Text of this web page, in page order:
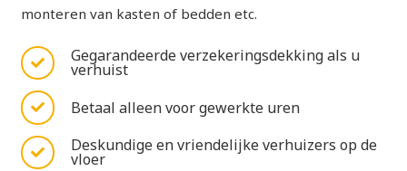
monteren van kasten of bedden etc.
Gegarandeerde verzekeringsdekking als u
verhuist
Betaal alleen voor gewerkte uren
Deskundige en vriendelijke verhuizers op de
vloer